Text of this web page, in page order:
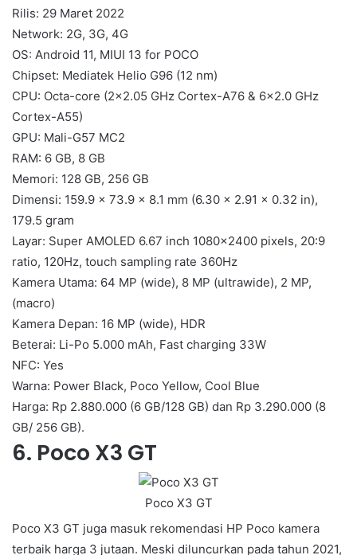
Rilis: 29 Maret 2022
Network: 2G, 3G, 4G
OS: Android 11, MIUI 13 for POCO
Chipset: Mediatek Helio G96 (12 nm)
CPU: Octa-core (2×2.05 GHz Cortex-A76 & 6×2.0 GHz
Cortex-A55)
GPU: Mali-G57 MC2
RAM: 6 GB, 8 GB
Memori: 128 GB, 256 GB
Dimensi: 159.9 x 73.9 x 8.1 mm (6.30 x 2.91 x 0.32 in),
179.5 gram
Layar: Super AMOLED 6.67 inch 1080×2400 pixels, 20:9
ratio, 120Hz, touch sampling rate 360Hz
Kamera Utama: 64 MP (wide), 8 MP (ultrawide), 2 MP,
(macro)
Kamera Depan: 16 MP (wide), HDR
Beterai: Li-Po 5.000 mAh, Fast charging 33W
NFC: Yes
Warna: Power Black, Poco Yellow, Cool Blue
Harga: Rp 2.880.000 (6 GB/128 GB) dan Rp 3.290.000 (8
GB/ 256 GB).
6. Poco X3 GT
Poco X3 GT
Poco X3 GT juga masuk rekomendasi HP Poco kamera
terbaik harga 3 jutaan. Meski diluncurkan pada tahun 2021,